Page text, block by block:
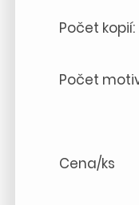
Počet kopií:
Počet
Cena/ks